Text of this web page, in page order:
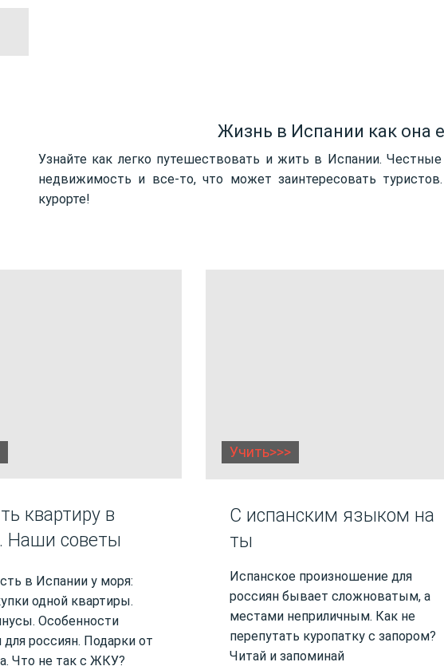
Жизнь в Испании как она
Узнайте как легко путешествовать и жить в Испании.
недвижимость и все-то, что может заинтересовать
курорте!
квартиру в
Наши советы
в Испании у моря:
одной квартиры.
Особенности
россиян. Подарки от
Что не так с ЖКУ?
Учить>>>
С испанским языком на
ты
Испанское произношение для
россиян бывает сложноватым, а
местами неприличным. Как не
перепутать куропатку с запором?
Читай и запоминай